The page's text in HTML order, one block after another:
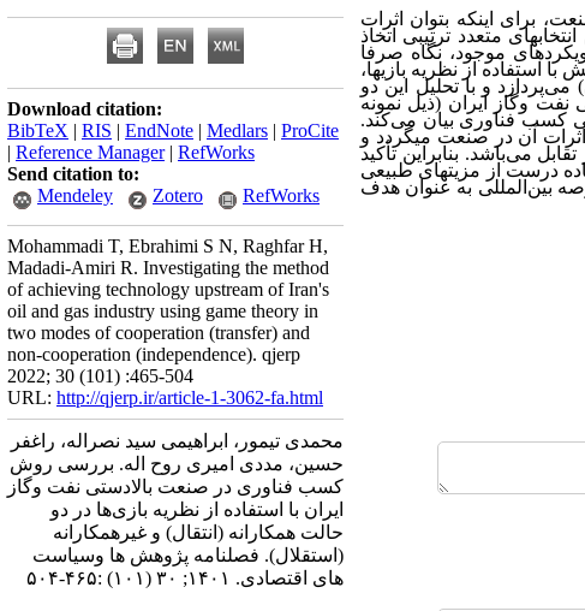
برای اینکه بتوان اثرات
متعدد ترتیبی اتخاذ
موجود، نگاه صرفا
با استفاده از نظریه بازی‏ها،
و با تحلیل این دو
نفت وگاز ایران (ذیل نمونه
کسب فناوری بیان می‌کند.
آن در صنعت می‏گردد و
تقابل میباشد. بنابراین تأکید
درست از مزیت‏های طبیعی
بین‌المللی به عنوان هدف
Download citation:
BibTeX | RIS | EndNote | Medlars | ProCite
| Reference Manager| RefWorks
Send citation to:
Mendeley
Zotero RefWorks
Mohammadi T, Ebrahimi S N, Raghfar H,
Madadi-Amiri R. Investigating the method
of achieving technology upstream of Iran's
oil and gas industry using game theory in
two modes of cooperation (transfer) and
non-cooperation (independence). qjerp
2022; 30 (101) :465-504
URL: http://qjerp.ir/article-1-3062-fa.html
محمدی تیمور، ابراهیمی سید نصراله، راغفر
حسین، مددی امیری روح اله. بررسی روش
کسب فناوری در صنعت بالادستی نفت وگاز
ایران با استفاده از نظریه بازی‌ها در دو
حالت همکارانه (انتقال) و غیرهمکارانه
(استقلال). فصلنامه پژوهش ها وسیاست
های اقتصادی. ۱۴۰۱; ۳۰ (۱۰۱) :۴۶۵-۵۰۴